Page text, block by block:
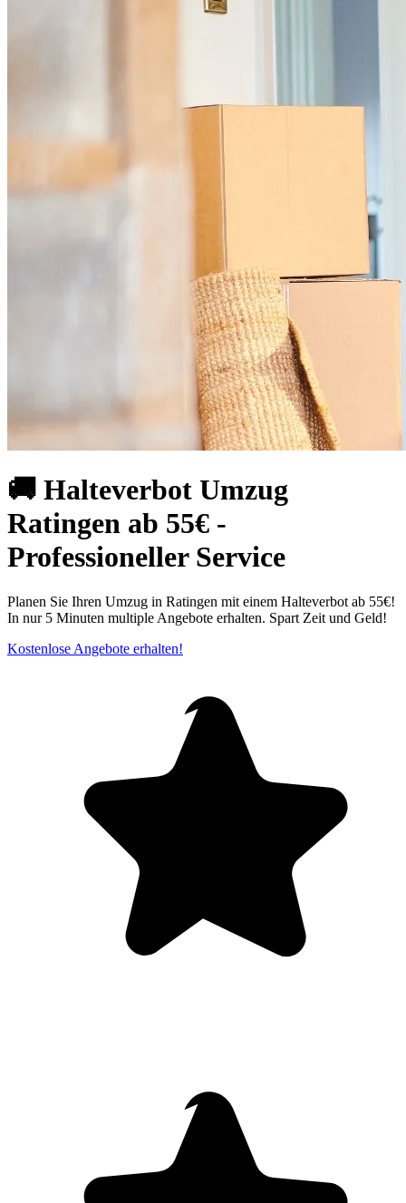
🚚 Halteverbot Umzug
Ratingen ab 55€ -
Professioneller Service
Planen Sie Ihren Umzug in Ratingen mit einem Halteverbot ab 55€!
In nur 5 Minuten multiple Angebote erhalten. Spart Zeit und Geld!
Kostenlose Angebote erhalten!